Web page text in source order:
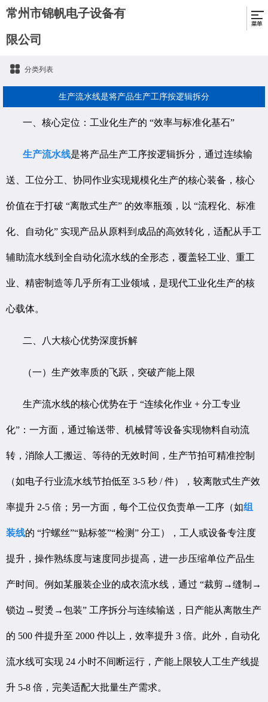
常州市锦帆电子设备有
限公司
分类列表
生产流水线是将产品生产工序按逻辑拆分
一、核心定位：工业化生产的 “效率与标准化基石”
生产流水线是将产品生产工序按逻辑拆分，通过连续输
送、工位分工、协同作业实现规模化生产的核心装备，核心
价值在于打破 “离散式生产” 的效率瓶颈，以 “流程化、标准
化、自动化” 实现产品从原料到成品的高效转化，适配从手工
辅助流水线到全自动化流水线的全形态，覆盖轻工业、重工
业、精密制造等几乎所有工业领域，是现代工业化生产的核
心载体。
二、八大核心优势深度拆解
（一）生产效率质的飞跃，突破产能上限
生产流水线的核心优势在于 “连续化作业 + 分工专业
化”：一方面，通过输送带、机械臂等设备实现物料自动流
转，消除人工搬运、等待的无效时间，生产节拍可精准控制
（如电子行业流水线节拍低至 3-5 秒 / 件），较离散式生产效
率提升 2-5 倍；另一方面，每个工位仅负责单一工序（如组
装线的 “拧螺丝”“贴标签”“检测” 分工），工人或设备专注度
提升，操作熟练度与速度同步提高，进一步压缩单位产品生
产时间。例如某服装企业的成衣流水线，通过 “裁剪→缝制→
锁边→熨烫→包装” 工序拆分与连续输送，日产能从离散生产
的 500 件提升至 2000 件以上，效率提升 3 倍。此外，自动化
流水线可实现 24 小时不间断运行，产能上限较人工生产线提
升 5-8 倍，完美适配大批量生产需求。